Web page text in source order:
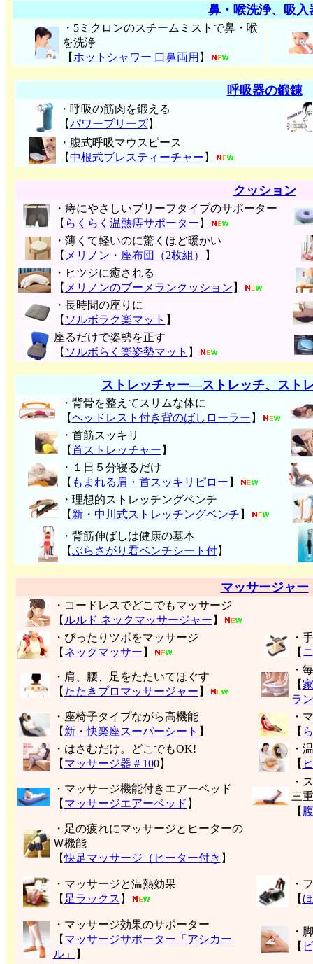
鼻・喉洗浄、吸入
・5ミクロンのスチームミストで鼻・喉
を洗浄
【 ホットシャワー 口鼻両用 】
呼吸器の鍛錬
・呼吸の筋肉を鍛える
【パワーブリーズ】
・腹式呼吸マウスピース
【中根式ブレスティーチャー 】
クッション
・痔にやさしいブリーフタイプのサポーター
【 らくらく温熱痔サポーター 】
・薄くて軽いのに驚くほど暖かい
【 メリノン・座布団（2枚組）
】
・ヒツジに癒される
【 メリノンのブーメランクッション 】
・長時間の座りに
【 ソルボラク楽マット 】
座るだけで姿勢を正す
【 ソルボらく楽姿勢マット 】
ストレッチャー―ストレッチ、スト
・背骨を整えてスリムな体に
【ヘッドレスト付き背のばしローラー 】
・首筋スッキリ
【首ストレッチャー 】
・１日５分寝るだけ
【 もまれる肩・首スッキリピロー 】
・理想的ストレッチングベンチ
【 新・中川式ストレッチングベンチ 】
・背筋伸ばしは健康の基本
【ぶらさがり君ベンチシート付】
マッサージャー
・コードレスでどこでもマッサージ
【 ルルド ネックマッサージャー 】
・ぴったりツボをマッサージ
【 ネックマッサー 】
・
【
・肩、腰、足をたたいてほぐす
【 たたきプロマッサージャー 】
・
【
ラ
・座椅子タイプながら高機能
【 新・快楽座スーパーシート 】
・
【
・はさむだけ。どこでもOK!
【 マッサージ器＃100】
・
【
・マッサージ機能付きエアーベッド
【 マッサージエアーベッド 】
・
三
【
・足の疲れにマッサージとヒーターの
Ｗ機能
【快足マッサージ（ヒーター付き 】
・マッサージと温熱効果
【 足ラックス 】
・
【
・マッサージ効果のサポーター
【 マッサージサポーター「アシカー
ル」
】
・
【